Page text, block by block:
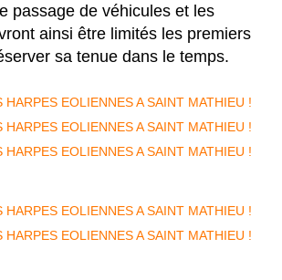
passage de véhicules et les
ainsi être limités les premiers
sa tenue dans le temps.